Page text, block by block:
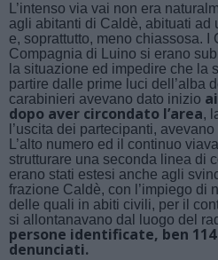
L’intenso via vai non era
agli abitanti di Caldè, abituati ad
e, soprattutto, meno chiassosa. I
Compagnia di Luino si erano
la situazione ed impedire che la
partire dalle prime luci dell’alba
carabinieri avevano dato inizio
dopo aver circondato l’area,
l’uscita dei partecipanti,
L’alto numero ed il continuo
strutturare una seconda linea di
erano stati estesi anche agli
frazione Caldè, con l’impiego di
delle quali in abiti civili, per il
si allontanavano dal luogo del
persone identificate, ben
denunciati.